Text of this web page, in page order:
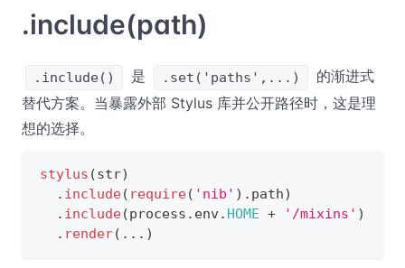
.include(path)
.include() 是 .set('paths',...)
的渐进式
替代方案。当暴露外部 Stylus 库并公开路径时，这是理
想的选择。
stylus (str)
. include( require( 'nib' ) . path)
. include(process . env. HOME + '/mixins' )
. render( ... )